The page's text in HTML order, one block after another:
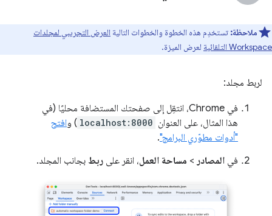
ملاحظة: تستخدِم هذه الخطوة والخطوات التالية العرض التجريبي لمجلدات
Workspace التلقائية
لعرض الميزة.
لربط مجلد:
في Chrome، انتقِل إلى صفحتك المستضافة محليًا (في
هذا المثال، على العنوان localhost:8000 ) وافتح
"أدوات مطوّري البرامج".
في المصادر > مساحة العمل، انقر على ربط بجانب المجلد.